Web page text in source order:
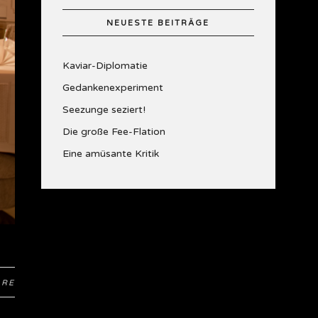
NEUESTE BEITRÄGE
Kaviar-Diplomatie
Gedankenexperiment
Seezunge seziert!
Die große Fee-Flation
Eine amüsante Kritik